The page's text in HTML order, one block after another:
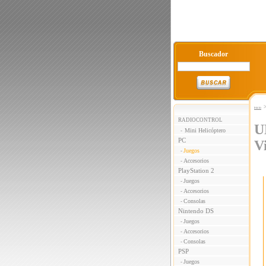
Buscador
RADIOCONTROL
- Mini Helicóptero
PC
- Juegos
- Accesorios
PlayStation 2
- Juegos
- Accesorios
- Consolas
Nintendo DS
- Juegos
- Accesorios
- Consolas
PSP
- Juegos
Inicio >